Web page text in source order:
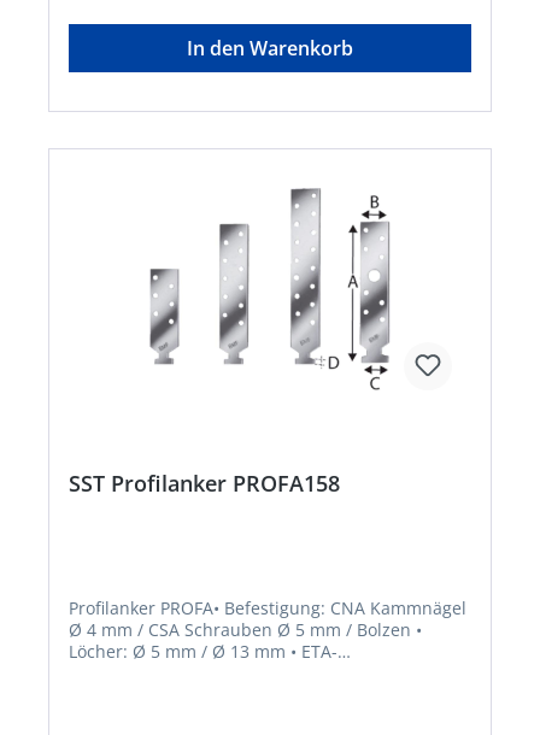
In den Warenkorb
SST Profilanker PROFA158
Profilanker PROFA• Befestigung: CNA Kammnägel
Ø 4 mm / CSA Schrauben Ø 5 mm / Bolzen •
Löcher: Ø 5 mm / Ø 13 mm • ETA-